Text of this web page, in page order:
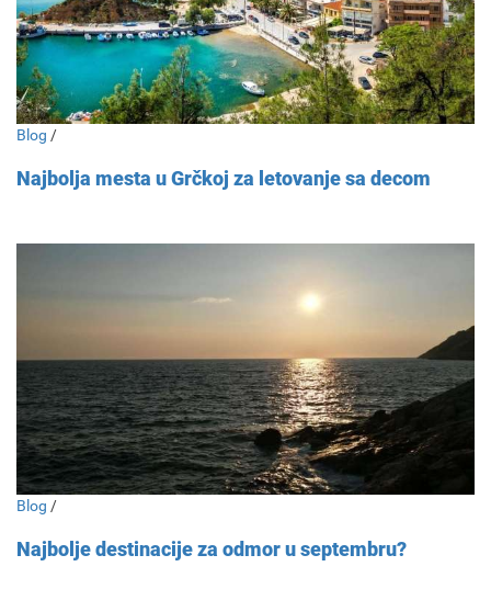
Blog /
Najbolja mesta u Grčkoj za letovanje sa decom
Blog /
Najbolje destinacije za odmor u septembru?